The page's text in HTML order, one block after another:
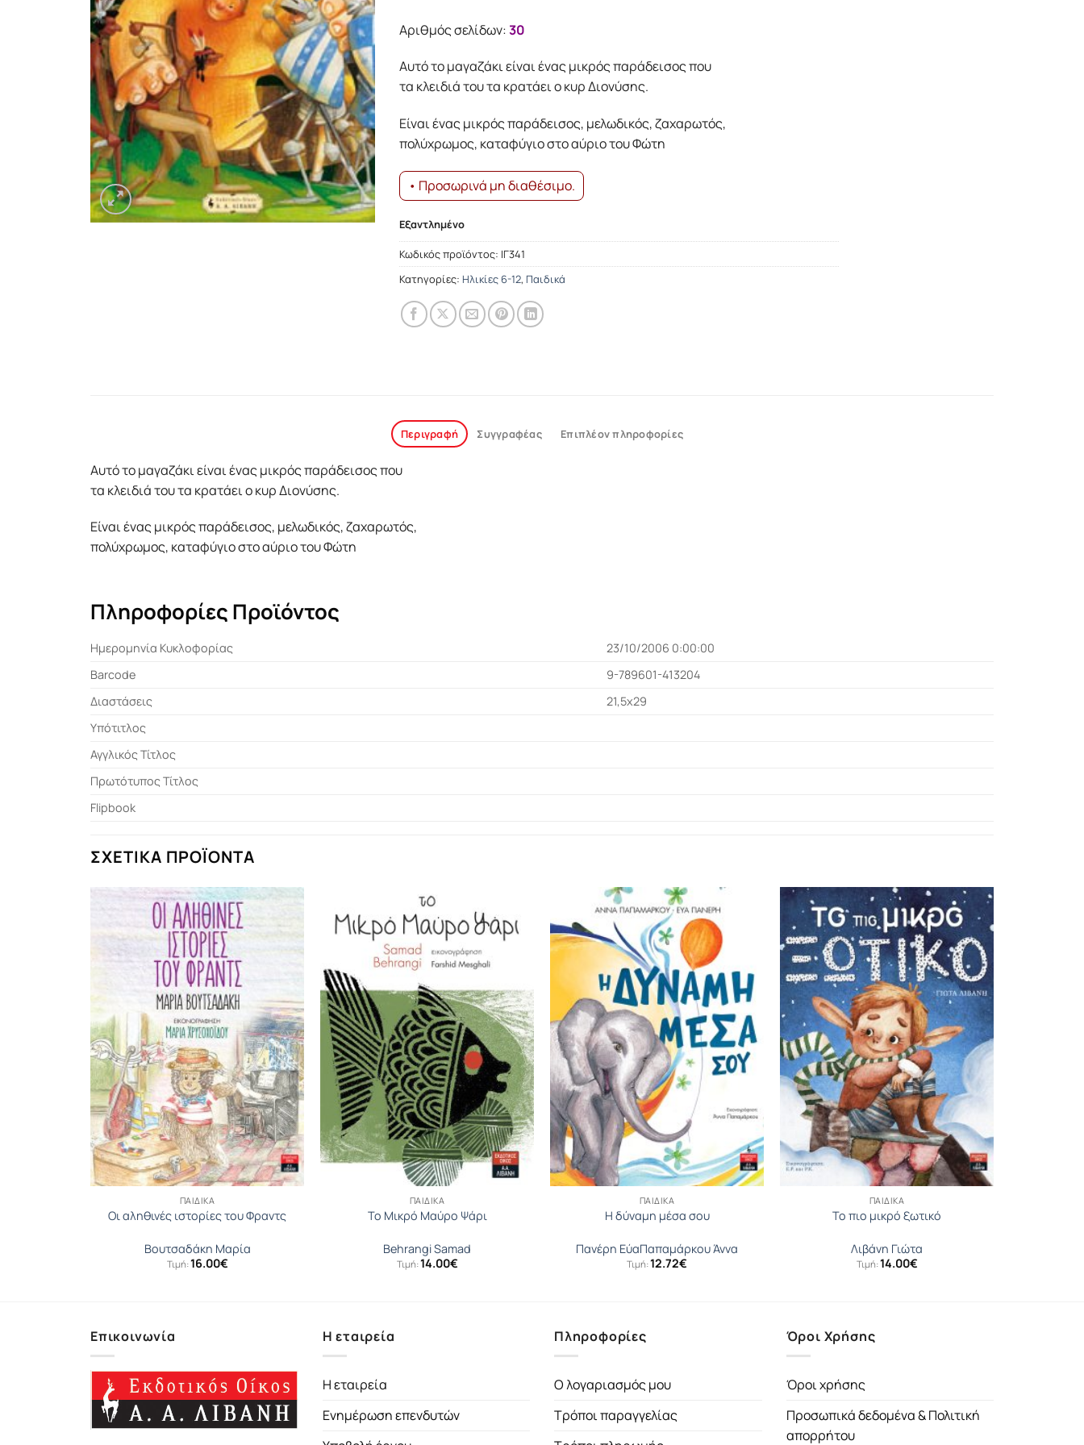
9.13€.
Αριθμός σελίδων:30
Αυτό το μαγαζάκι είναι ένας μικρός παράδεισος που
τα κλειδιά του τα κρατάει ο κυρ Διονύσης.
Είναι ένας μικρός παράδεισος, μελωδικός, ζαχαρωτός,
πολύχρωμος, καταφύγιο στο αύριο του Φώτη
• Προσωρινά μη διαθέσιμο.
Εξαντλημένο
Κωδικός προϊόντος: ΙΓ341
Κατηγορίες: Ηλικίες 6-12, Παιδικά
Περιγραφή Συγγραφέας Επιπλέον πληροφορίες
Αυτό το μαγαζάκι είναι ένας μικρός παράδεισος που
τα κλειδιά του τα κρατάει ο κυρ Διονύσης.
Είναι ένας μικρός παράδεισος, μελωδικός, ζαχαρωτός,
πολύχρωμος, καταφύγιο στο αύριο του Φώτη
Πληροφορίες Προϊόντος
Ημερομηνία Κυκλοφορίας
23/10/2006 0:00:00
Barcode
9-789601-413204
Διαστάσεις
21,5x29
Υπότιτλος
Αγγλικός Τίτλος
Πρωτότυπος Τίτλος
Flipbook
ΣΧΕΤΙΚΆ ΠΡΟΪΌΝΤΑ
ΠΑΙΔΙΚΆ
Οι αληθινές ιστορίες του Φραντς
Βουτσαδάκη Μαρία
Τιμή:16.00€
ΠΑΙΔΙΚΆ
Το Μικρό Μαύρο Ψάρι
Behrangi Samad
Τιμή:14.00€
ΠΑΙΔΙΚΆ
Η δύναμη μέσα σου
Πανέρη ΕύαΠαπαμάρκου Άννα
Τιμή:12.72€
ΠΑΙΔΙΚΆ
To πιο μικρό ξωτικό
Λιβάνη Γιώτα
Τιμή:14.00€
Επικοινωνία Η εταιρεία
Η εταιρεία
Ενημέρωση επενδυτών
Πληροφορίες
Ο λογαριασμός μου
Τρόποι παραγγελίας
Όροι Χρήσης
Όροι χρήσης
Προσωπικά δεδομένα & Πολιτική
απορρήτου